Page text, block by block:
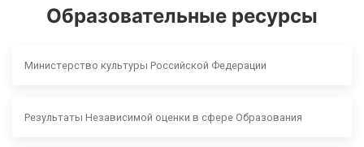
Образовательные ресурсы
Министерство культуры Российской Федерации
Результаты Независимой оценки в сфере Образования